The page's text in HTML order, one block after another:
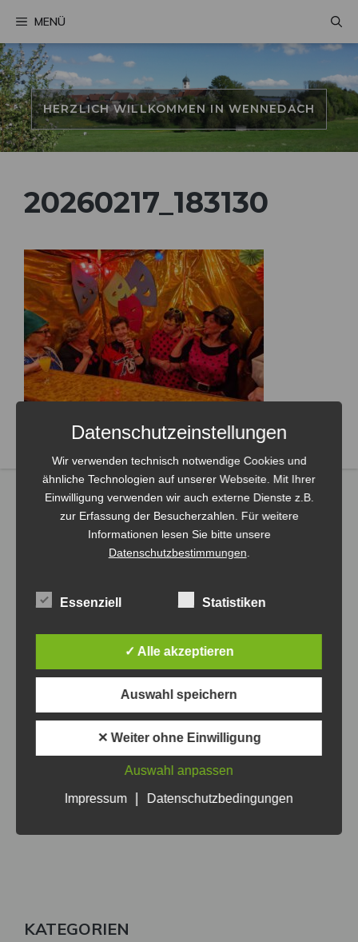
springen
MENÜ
HERZLICH WILLKOMMEN IN WENNEDACH
20260217_183130
KATEGORIEN
Datenschutzeinstellungen
Wir verwenden technisch notwendige Cookies und
ähnliche Technologien auf unserer Webseite. Mit Ihrer
Einwilligung verwenden wir auch externe Dienste z.B.
zur Erfassung der Besucherzahlen. Für weitere
Informationen lesen Sie bitte unsere
Datenschutzbestimmungen
Essenziell Statistiken
✓ Alle akzeptieren
Auswahl speichern
✕ Weiter ohne Einwilligung
Auswahl anpassen
Impressum Datenschutzbedingungen